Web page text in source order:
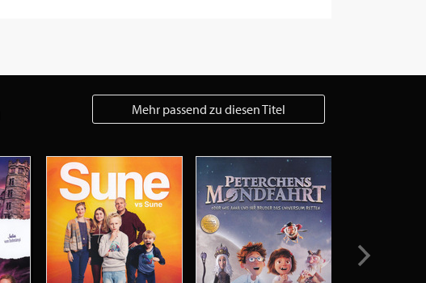
Mehr passend zu diesen Titel